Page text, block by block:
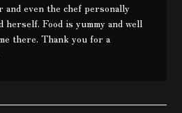
even the chef personally
herself. Food is yummy and well
there. Thank you for a